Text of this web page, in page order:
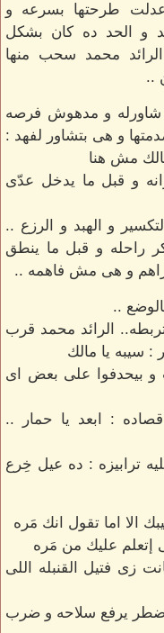
طرحتها بسرعه و
و الحد ده كان بشكل
محمد سحب منها
..
شاورله و مدهوش فرصه
و هى بتشاور لفهد :
مش هنا
و قبل ما يدخل عدّى
و الهبد و الرزع ..
راحله و قبل ما ينطق
و هى مش فاهمه ..
..
الرائد محمد قرب
سيبه يا مالك
بيحدفوا على بعض اى
: ابعد يا حمار ..
ترابيزه : ده عيل خِرع
الا اما تقول انك مَره
إتعلم عليك من مَره
زى فتيل القنبله اللى
يرفع سلاحه و ضرب